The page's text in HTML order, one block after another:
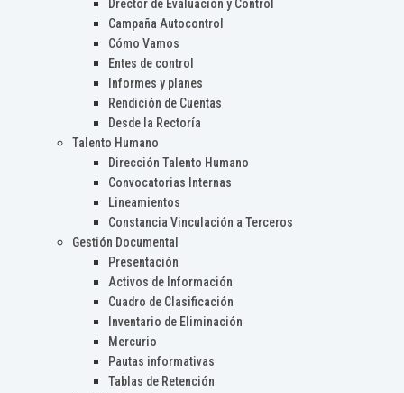
Drector de Evaluación y Control
Campaña Autocontrol
Cómo Vamos
Entes de control
Informes y planes
Rendición de Cuentas
Desde la Rectoría
Talento Humano
Dirección Talento Humano
Convocatorias Internas
Lineamientos
Constancia Vinculación a Terceros
Gestión Documental
Presentación
Activos de Información
Cuadro de Clasificación
Inventario de Eliminación
Mercurio
Pautas informativas
Tablas de Retención